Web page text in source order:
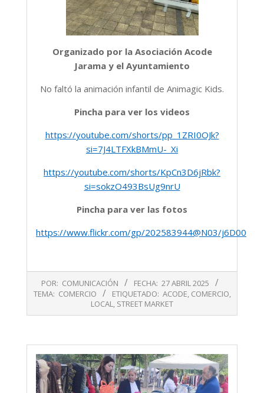
Organizado por la Asociación Acode
Jarama y el Ayuntamiento
No faltó la animación infantil de Animagic Kids.
Pincha para ver los videos
https://youtube.com/shorts/pp_1ZRI0OJk?
si=7J4LTFXkBMmU-_Xi
https://youtube.com/shorts/KpCn3D6jRbk?
si=sokzO493BsUg9nrU
Pincha para ver las fotos
https://www.flickr.com/gp/202583944@N03/
04-
POR: COMUNICACIÓN FECHA: 27 ABRIL 2025
TEMA: COMERCIO ETIQUETADO: ACODE, COMERCIO,
LOCAL, STREET MARKET